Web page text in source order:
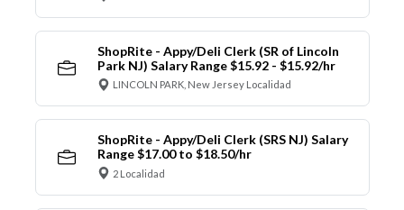
ShopRite - Appy/Deli Clerk (SR of Lincoln
Park NJ) Salary Range $15.92 - $15.92/hr
LINCOLN PARK, New Jersey Localidad
ShopRite - Appy/Deli Clerk (SRS NJ) Salary
Range $17.00 to $18.50/hr
2 Localidad